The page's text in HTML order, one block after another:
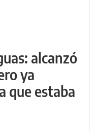
alcanzó
ya
que estaba